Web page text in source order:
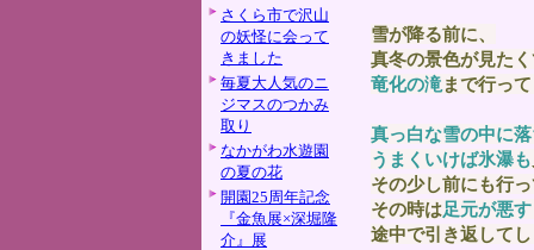
さくら市で沢山
の妖怪に会って
きました
毎夏大人気のニ
ジマスのつかみ
取り
なかがわ水遊園
の夏の花
開園25周年記念
『金魚展×深堀隆
介』展
雪が降る前に、
真冬の景色が見た
竜化の滝 まで行っ
真っ白な雪の中に
うまくいけば氷瀑も
その少し前にも行
その時は足元が悪
途中で引き返して